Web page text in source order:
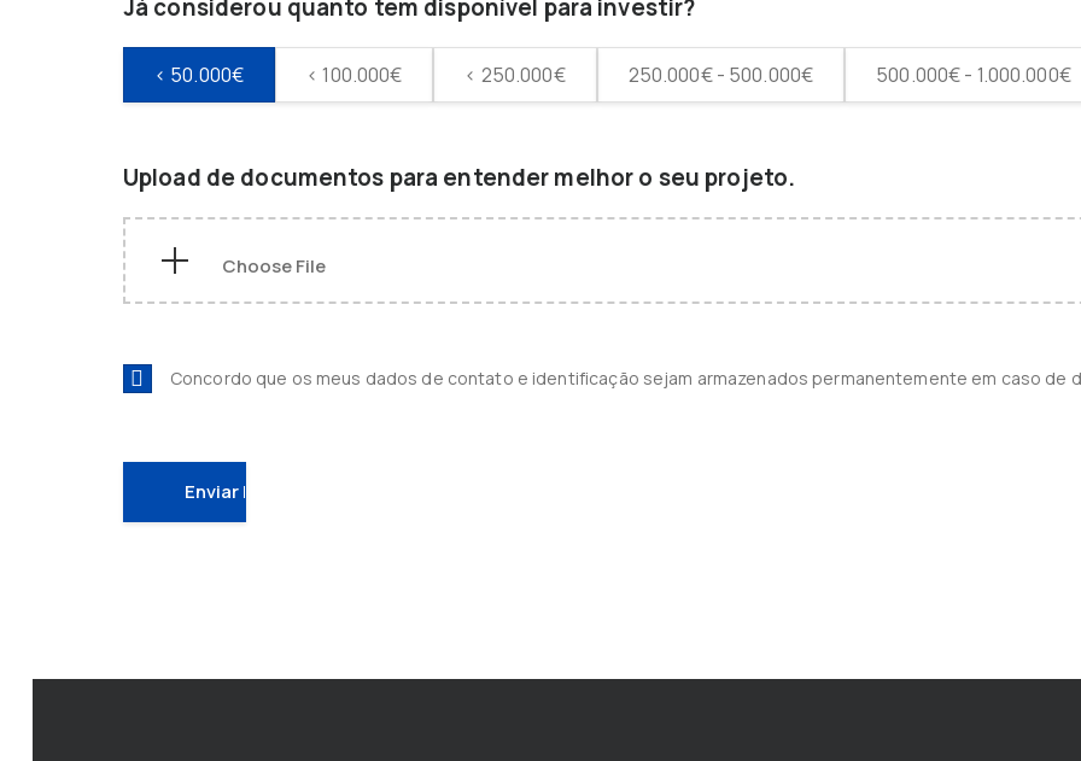
Já considerou quanto tem disponível para investir?
< 50.000€ < 100.000€ < 250.000€ 250.000€ - 500.000€ 500.000€ - 1.000.000€
Upload de documentos para entender melhor o seu projeto.
Concordo que os meus dados de contato e identificação sejam armazenados permanentemente em caso de